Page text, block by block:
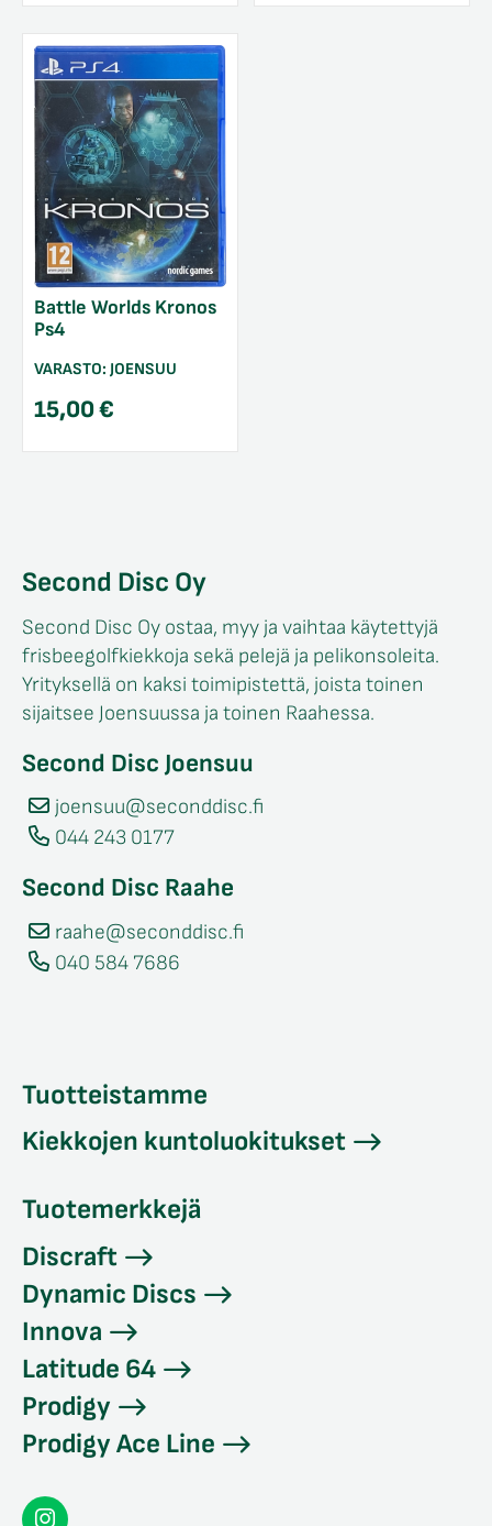
Battle Worlds Kronos
Ps4
VARASTO: JOENSUU
15,00€
Second Disc Oy
Second Disc Oy ostaa, myy ja vaihtaa käytettyjä
frisbeegolfkiekkoja sekä pelejä ja pelikonsoleita.
Yrityksellä on kaksi toimipistettä, joista toinen
sijaitsee Joensuussa ja toinen Raahessa.
Second Disc Joensuu
joensuu@seconddisc.fi
044 243 0177
Second Disc Raahe
raahe@seconddisc.fi
040 584 7686
Tuotteistamme
Kiekkojen kuntoluokitukset
Tuotemerkkejä
Discraft
Dynamic Discs
Innova
Latitude 64
Prodigy
Prodigy Ace Line
Seconddisc